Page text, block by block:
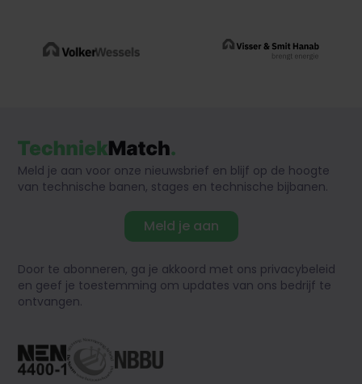
Meld je aan voor onze nieuwsbrief en blijf op de hoogte
van technische banen, stages en technische bijbanen.
Meld je aan
Door te abonneren, ga je akkoord met ons privacybeleid
en geef je toestemming om updates van ons bedrijf te
ontvangen.